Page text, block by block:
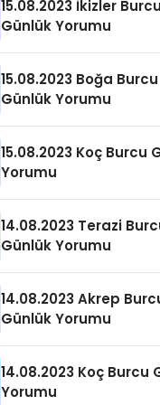
15.08.2023 İkizler Burcu
Günlük Yorumu
15.08.2023 Boğa Burcu
Günlük Yorumu
15.08.2023 Koç Burcu
Yorumu
14.08.2023 Terazi
Günlük Yorumu
14.08.2023 Akrep
Günlük Yorumu
14.08.2023 Koç Burcu
Yorumu